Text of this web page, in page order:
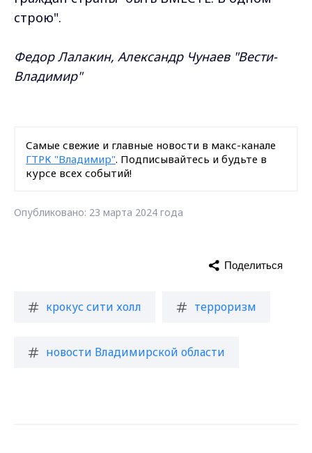
строю".
Федор Лалакин, Александр Чунаев "Вести-
Владимир"
Самые свежие и главные новости в макс-канале
ГТРК "Владимир". Подписывайтесь и будьте в
курсе всех событий!
Опубликовано: 23 марта 2024 года
крокус сити холл терроризм
новости Владимирской области
Поделиться